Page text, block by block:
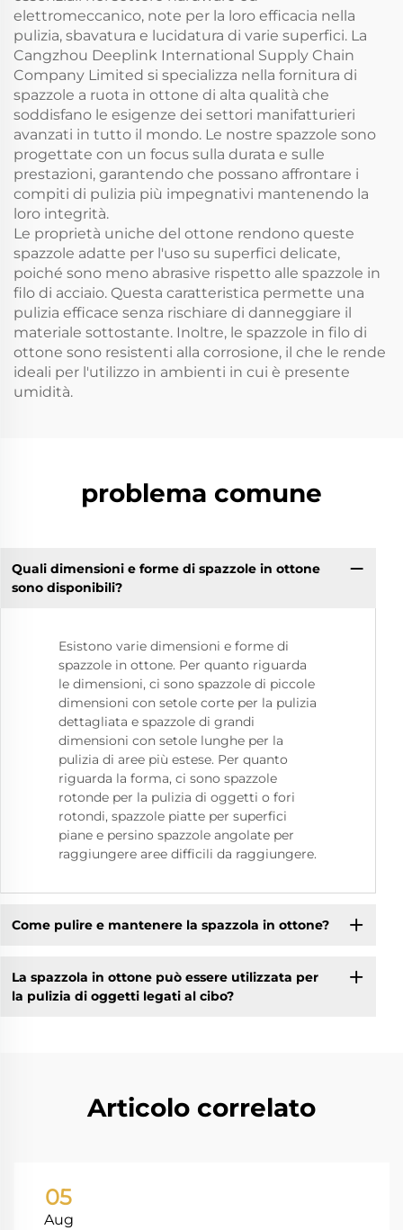
elettromeccanico, note per la loro efficacia nella
pulizia, sbavatura e lucidatura di varie superfici. La
Cangzhou Deeplink International Supply Chain
Company Limited si specializza nella fornitura di
spazzole a ruota in ottone di alta qualità che
soddisfano le esigenze dei settori manifatturieri
avanzati in tutto il mondo. Le nostre spazzole sono
progettate con un focus sulla durata e sulle
prestazioni, garantendo che possano affrontare i
compiti di pulizia più impegnativi mantenendo la
loro integrità.
Le proprietà uniche del ottone rendono queste
spazzole adatte per l'uso su superfici delicate,
poiché sono meno abrasive rispetto alle spazzole in
filo di acciaio. Questa caratteristica permette una
pulizia efficace senza rischiare di danneggiare il
materiale sottostante. Inoltre, le spazzole in filo di
ottone sono resistenti alla corrosione, il che le rende
ideali per l'utilizzo in ambienti in cui è presente
umidità.
problema comune
Quali dimensioni e forme di spazzole in ottone
sono disponibili?
Esistono varie dimensioni e forme di
spazzole in ottone. Per quanto riguarda
le dimensioni, ci sono spazzole di piccole
dimensioni con setole corte per la pulizia
dettagliata e spazzole di grandi
dimensioni con setole lunghe per la
pulizia di aree più estese. Per quanto
riguarda la forma, ci sono spazzole
rotonde per la pulizia di oggetti o fori
rotondi, spazzole piatte per superfici
piane e persino spazzole angolate per
raggiungere aree difficili da raggiungere.
Come pulire e mantenere la spazzola in ottone?
La spazzola in ottone può essere utilizzata per
la pulizia di oggetti legati al cibo?
Articolo correlato
05
Aug